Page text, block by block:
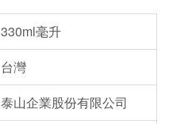
330ml毫升
台灣
泰山企業股份有限公司